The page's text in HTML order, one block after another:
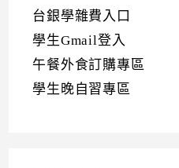
台銀學雜費入口
學生Gmail登入
午餐外食訂購專區
學生晚自習專區